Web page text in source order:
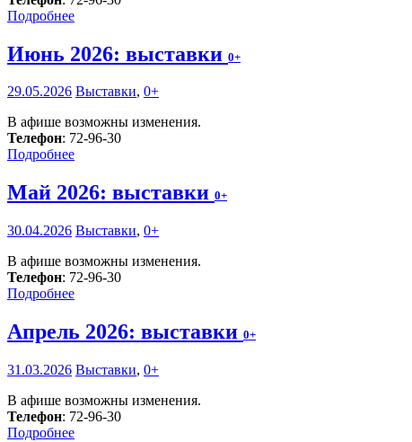
Подробнее
Июнь 2026: выставки 0+
29.05.2026 Выставки, 0+
В афише возможны изменения.
Телефон: 72-96-30
Подробнее
Май 2026: выставки 0+
30.04.2026 Выставки, 0+
В афише возможны изменения.
Телефон: 72-96-30
Подробнее
Апрель 2026: выставки 0+
31.03.2026 Выставки, 0+
В афише возможны изменения.
Телефон: 72-96-30
Подробнее